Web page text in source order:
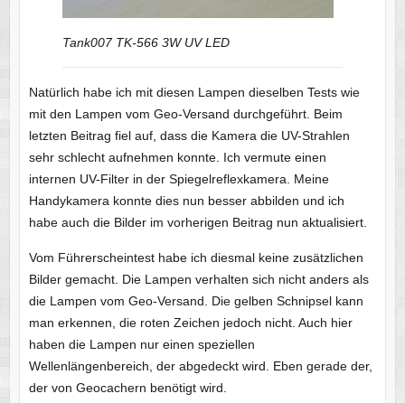
Tank007 TK-566 3W UV LED
Natürlich habe ich mit diesen Lampen dieselben Tests wie
mit den Lampen vom Geo-Versand durchgeführt. Beim
letzten Beitrag fiel auf, dass die Kamera die UV-Strahlen
sehr schlecht aufnehmen konnte. Ich vermute einen
internen UV-Filter in der Spiegelreflexkamera. Meine
Handykamera konnte dies nun besser abbilden und ich
habe auch die Bilder im vorherigen Beitrag nun aktualisiert.
Vom Führerscheintest habe ich diesmal keine zusätzlichen
Bilder gemacht. Die Lampen verhalten sich nicht anders als
die Lampen vom Geo-Versand. Die gelben Schnipsel kann
man erkennen, die roten Zeichen jedoch nicht. Auch hier
haben die Lampen nur einen speziellen
Wellenlängenbereich, der abgedeckt wird. Eben gerade der,
der von Geocachern benötigt wird.